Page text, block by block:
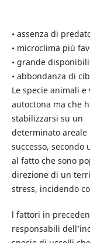
• assenza di
• microclima più
• grande
• abbondanza di
Le specie animali
autoctona ma che
stabilizzarsi su un
determinato areale
successo, secondo
al fatto che sono
direzione di un
stress, incidendo
l fattori in
responsabili